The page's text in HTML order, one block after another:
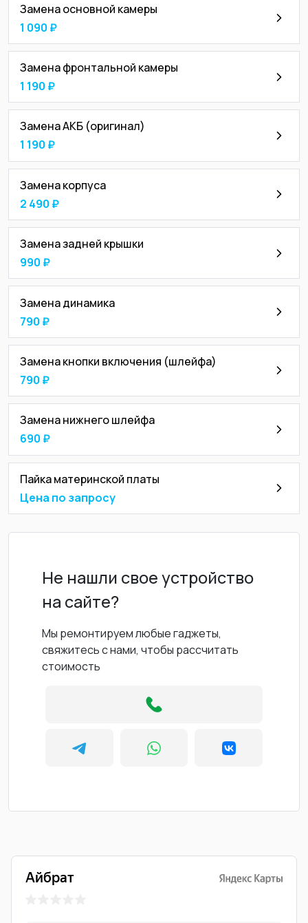
Замена основной камеры
1 090 ₽
Замена фронтальной камеры
1 190 ₽
Замена АКБ (оригинал)
1 190 ₽
Замена корпуса
2 490 ₽
Замена задней крышки
990 ₽
Замена динамика
790 ₽
Замена кнопки включения (шлейфа)
790 ₽
Замена нижнего шлейфа
690 ₽
Пайка материнской платы
Цена по запросу
Не нашли свое устройство
на сайте?
Мы ремонтируем любые гаджеты,
свяжитесь с нами, чтобы рассчитать
стоимость